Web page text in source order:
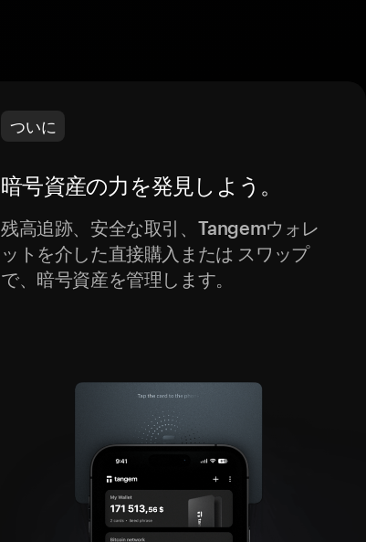
ついに
暗号資産の力を発見しよう。
残高追跡、安全な取引、Tangemウォレ
ットを介した直接購入または スワップ
で、暗号資産を管理します。